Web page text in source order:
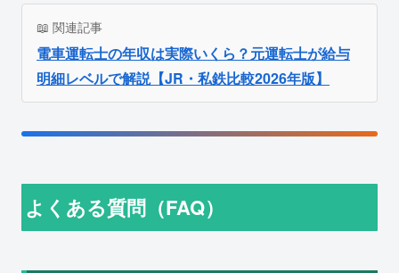
📖 関連記事
電車運転士の年収は実際いくら？元運転士が給与
明細レベルで解説【JR・私鉄比較2026年版】
よくある質問（FAQ）